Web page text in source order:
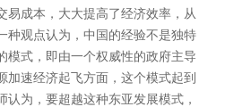
易成本，大大提高了经济效率，从
种观点认为，中国的经验不是独特
模式，即由一个权威性的政府主导
加速经济起飞方面，这个模式起到
认为，要超越这种东亚发展模式，